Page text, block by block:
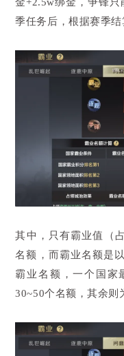
金+2.5w绑金，争锋
季任务后，根据赛季结
其中，只有霸业值（
名额，而霸业名额是
霸业名额，一个国家
30~50个名额，其余则